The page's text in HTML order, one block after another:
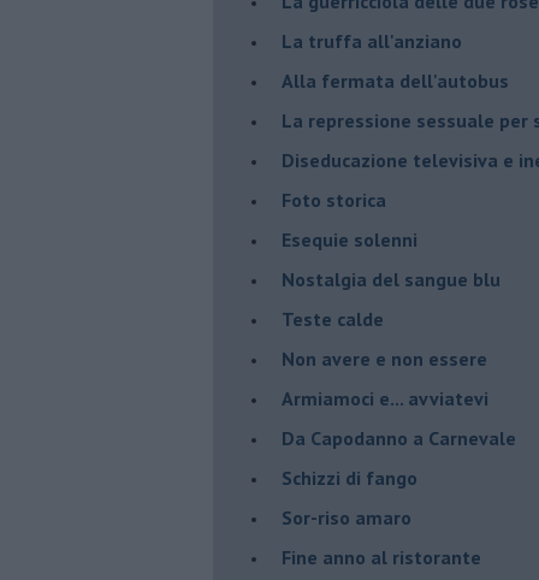
La truffa all'anziano
Alla fermata dell'autobus
La repressione sessuale per
Diseducazione televisiva e
Foto storica
Esequie solenni
Nostalgia del sangue blu
Teste calde
Non avere e non essere
Armiamoci e... avviatevi
Da Capodanno a Carnevale
Schizzi di fango
Sor-riso amaro
Fine anno al ristorante